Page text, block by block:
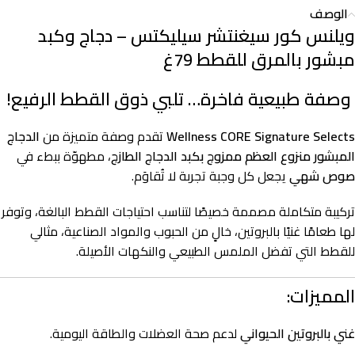
الوصف
ويلنس كور سيغنتشر سيليكتس – دجاج وكبد
مبشور بالمرق للقطط 79غ
وصفة طبيعية فاخرة… تلبي ذوق القطط الرفيع!
Wellness CORE Signature Selectsتقدم وصفة متميزة منالدجاج
المبشور منزوع العظم ممزوج بكبد الدجاج الطازج، مطهوّة ببطء في
صوص شهي يجعل كل وجبة تجربة لا تُقاوَم.
تركيبة متكاملة مصممة خصيصًا لتناسب احتياجات القطط البالغة، وتوفر
لها طعامًا غنيًا بالبروتين، خالٍ من الحبوب والمواد الصناعية، مثالي
للقطط التي تفضل الملمس الطبيعي والنكهات الأصيلة.
المميزات:
غني بالبروتين الحيوانيلدعم صحة العضلات والطاقة اليومية.